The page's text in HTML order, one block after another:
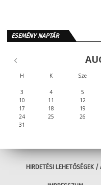
ESEMÉNY NAPTÁR
H K Sze
3
4 5
10
11 12
17
18 19
24
25 26
31
HIRDETÉSI LEHETŐSÉGEK /